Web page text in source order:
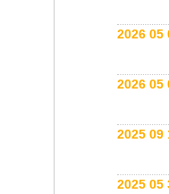
2026 05
2026 05
2025 09
2025 05